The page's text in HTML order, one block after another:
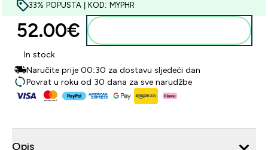
33% POPUSTA | KOD: MYPHR
52.00€‎
In stock
Naručite prije 00:30 za dostavu sljedeći dan
Povrat u roku od 30 dana za sve narudžbe
Opis